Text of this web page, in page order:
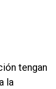
tengan
la